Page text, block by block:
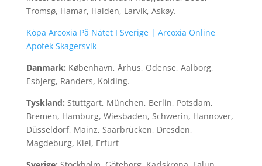
Tromsø, Hamar, Halden, Larvik, Askøy.
Köpa Arcoxia På Nätet I Sverige | Arcoxia Online
Apotek Skagersvik
Danmark: København, Århus, Odense, Aalborg,
Esbjerg, Randers, Kolding.
Tyskland: Stuttgart, München, Berlin, Potsdam,
Bremen, Hamburg, Wiesbaden, Schwerin, Hannover,
Düsseldorf, Mainz, Saarbrücken, Dresden,
Magdeburg, Kiel, Erfurt